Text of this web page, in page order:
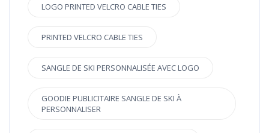
LOGO PRINTED VELCRO CABLE TIES
PRINTED VELCRO CABLE TIES
SANGLE DE SKI PERSONNALISÉE AVEC LOGO
GOODIE PUBLICITAIRE SANGLE DE SKI À
PERSONNALISER